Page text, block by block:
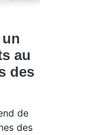
au
des
de
des